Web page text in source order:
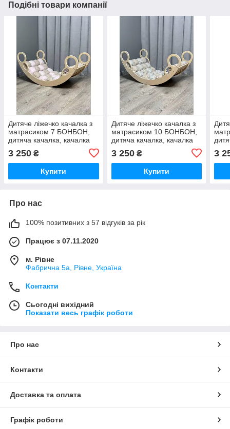
Подібні товари компанії
Дитяче ліжечко качалка з
матрасиком 7 БОНБОН,
дитяча качалка, качалка
дитяча гойдалка
балансир, качалка
3 250 ₴
Купити
Дитяче ліжечко качалка з
матрасиком 10 БОНБОН,
дитяча качалка, качалка
дитяча гойдалка
балансир, качалка
3 250₴
Купити
3
Про нас
100% позитивних з 57 відгуків за рік
Працює з 07.11.2020
м. Рівне
Фабрична 5а, Рівне, Україна
Контакти
Сьогодні вихідний
Показати весь графік роботи
Про нас
Контакти
Доставка та оплата
Графік роботи